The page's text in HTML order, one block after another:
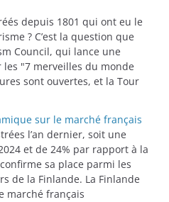
depuis 1801 qui ont eu le
? C’est la question que
Council, qui lance une
les "7 merveilles du monde
sont ouvertes, et la Tour
sur le marché français
l’an dernier, soit une
et de 24% par rapport à la
sa place parmi les
de la Finlande. La Finlande
marché français